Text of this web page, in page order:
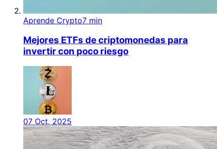
Aprende Crypto7 min
Mejores ETFs de criptomonedas para
invertir con poco riesgo
07 Oct, 2025